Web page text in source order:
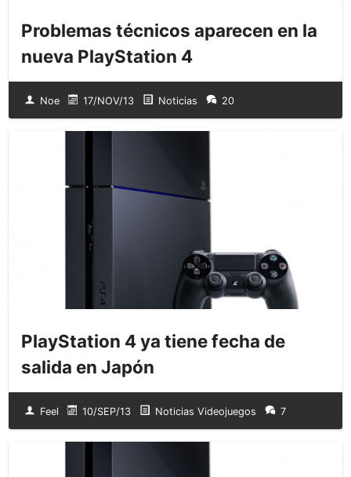
Problemas técnicos aparecen en la
nueva PlayStation 4
Noe 17/NOV/13 Noticias 20
PlayStation 4 ya tiene fecha de
salida en Japón
Feel 10/SEP/13 Noticias Videojuegos 7